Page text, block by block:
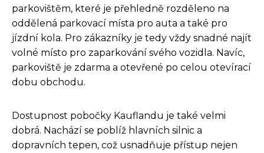
parkovištěm, které je přehledně rozděleno na
oddělená parkovací místa pro auta a také pro
jízdní kola. Pro zákazníky je tedy vždy snadné najít
volné místo pro zaparkování svého vozidla. Navíc,
parkoviště je zdarma a otevřené po celou otevírací
dobu obchodu.
Dostupnost pobočky Kauflandu je také velmi
dobrá. Nachází se poblíž hlavních silnic a
dopravních tepen, což usnadňuje přístup nejen